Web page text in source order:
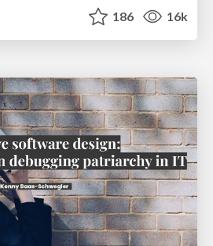
186 16k